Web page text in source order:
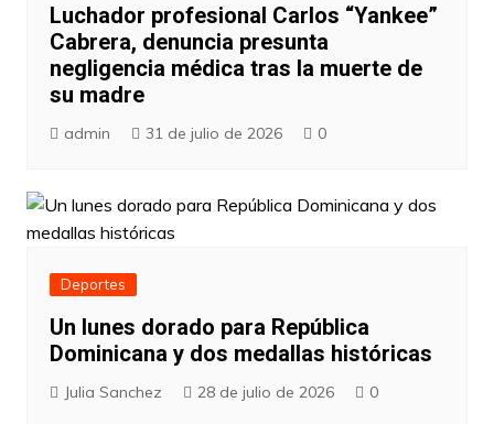
Luchador profesional Carlos “Yankee”
Cabrera, denuncia presunta
negligencia médica tras la muerte de
su madre
admin 31 de julio de 2026 0
Deportes
Un lunes dorado para República
Dominicana y dos medallas históricas
Julia Sanchez 28 de julio de 2026 0